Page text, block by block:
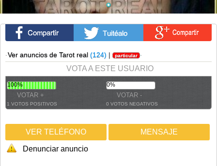
·Ver anuncios de Tarot real (124) | particular ·
VOTA A ESTE USUARIO
100%
1 VOTOS POSITIVOS
0%
0 VOTOS NEGATIVOS
VER TELÉFONO MENSAJE
Denunciar anuncio